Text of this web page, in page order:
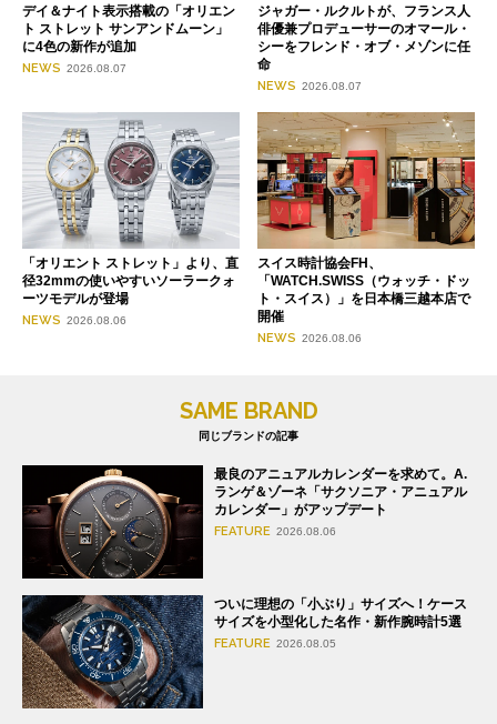
デイ＆ナイト表示搭載の「オリエン
ト ストレット サンアンドムーン」
に4色の新作が追加
NEWS 2026.08.07
ジャガー・ルクルトが、フランス人
俳優兼プロデューサーのオマール・
シーをフレンド・オブ・メゾンに任
命
NEWS 2026.08.07
「オリエント ストレット」より、直
径32mmの使いやすいソーラークォ
ーツモデルが登場
NEWS 2026.08.06
スイス時計協会FH、
「WATCH.SWISS（ウォッチ・ドッ
ト・スイス）」を日本橋三越本店で
開催
NEWS 2026.08.06
SAME BRAND
同じブランドの記事
最良のアニュアルカレンダーを求めて。A.
ランゲ＆ゾーネ「サクソニア・アニュアル
カレンダー」がアップデート
FEATURE 2026.08.06
ついに理想の「小ぶり」サイズへ！ケース
サイズを小型化した名作・新作腕時計5選
FEATURE 2026.08.05